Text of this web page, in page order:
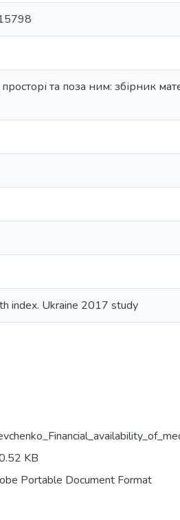
та поза ним: збірник
index. Ukraine 2017 study
KB
Portable Document Format